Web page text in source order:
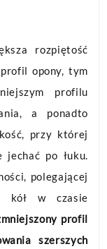
rozpiętość
opony, tym
profilu
a ponadto
przy której
jechać po łuku.
polegającej
kół w czasie
profil
szerszych